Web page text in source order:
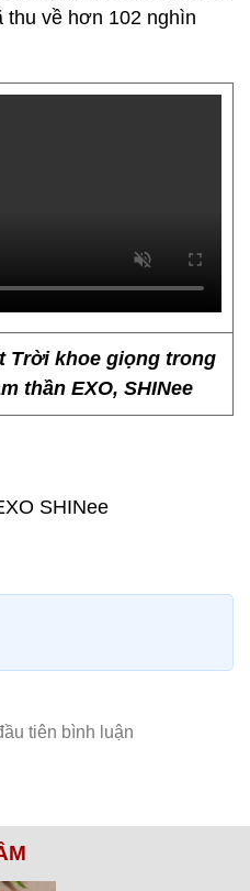
về hơn 102 nghìn
Trời khoe giọng trong
thần EXO, SHINee
SHINee